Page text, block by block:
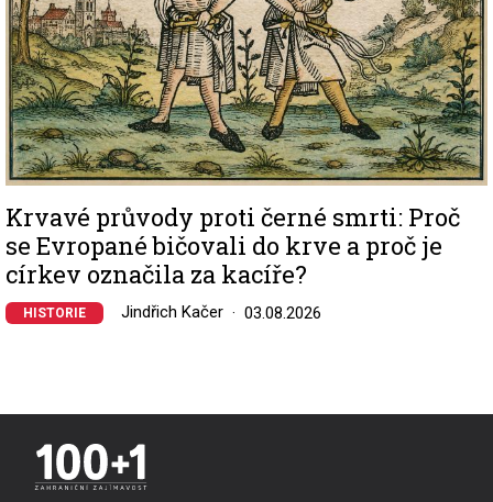
Krvavé průvody proti černé smrti: Proč
se Evropané bičovali do krve a proč je
církev označila za kacíře?
HISTORIE Jindřich Kačer 03.08.2026